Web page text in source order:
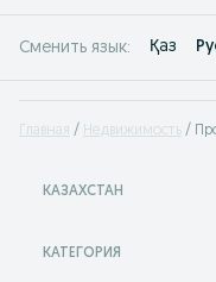
Сменить язык: Қаз
Главная Недвижимость
КАЗАХСТАН
КАТЕГОРИЯ